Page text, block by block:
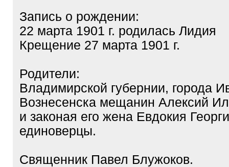
Запись о рождении:
22 марта 1901 г. родилась Лидия
Крещение 27 марта 1901 г.
Родители:
Владимирской губернии, города
Вознесенска мещанин Алексий
и законая его жена Евдокия
единоверцы.
Священник Павел Блужоков.